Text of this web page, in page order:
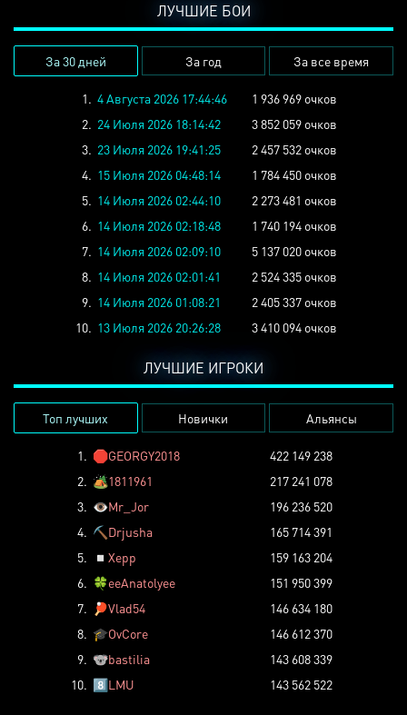
ЛУЧШИЕ БОИ
За 30 дней За год За все время
1. 4 Августа 2026 17:44:46
1 936 969 очков
2. 24 Июля 2026 18:14:42
3 852 059 очков
3. 23 Июля 2026 19:41:25
2 457 532 очков
4. 15 Июля 2026 04:48:14
1 784 450 очков
5. 14 Июля 2026 02:44:10
2 273 481 очков
6. 14 Июля 2026 02:18:48
1 740 194 очков
7. 14 Июля 2026 02:09:10
5 137 020 очков
8. 14 Июля 2026 02:01:41
2 524 335 очков
9. 14 Июля 2026 01:08:21
2 405 337 очков
10. 13 Июля 2026 20:26:28 3 410 094 очков
ЛУЧШИЕ ИГРОКИ
Топ лучших Новички Альянсы
1. 🛑GEORGY2018
422 149 238
2. 🏕️1811961
217 241 078
3. 👁️Mr_Jor
196 236 520
4. ⛏️ Drjusha
165 714 391
5.
◽ Xepp
159 163 204
6. 🍀eeAnatolyee
151 950 399
7.
🏓Vlad54
146 634 180
8. 🎓OvCore
146 612 370
9. 🐨bastilia
143 608 339
10. 8️⃣LMU 143 562 522